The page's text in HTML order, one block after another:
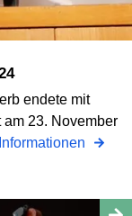
endete mit
23. November